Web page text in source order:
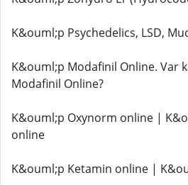
K&ouml;p Psychedelics, LSD,
K&ouml;p Modafinil Online. Var
Modafinil Online?
K&ouml;p Oxynorm online |
online
K&ouml;p Ketamin online |